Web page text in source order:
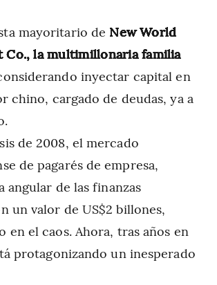
mayoritario de New World
Co., la multimillonaria familia
inyectar capital en
chino, cargado de deudas, ya a
de 2008, el mercado
de pagarés de empresa,
angular de las finanzas
un valor de US$2 billones,
en el caos. Ahora, tras años en
protagonizando un inesperado